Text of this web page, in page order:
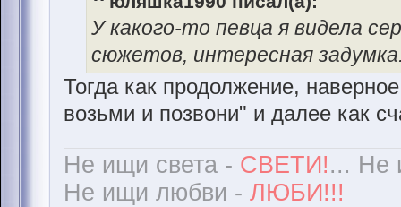
У какого-то певца я видела
сюжетов, интересная
Тогда как продолжение,
возьми и позвони" и далее как
Не ищи света - СВЕТИ!... Не
Не ищи любви - ЛЮБИ!!!